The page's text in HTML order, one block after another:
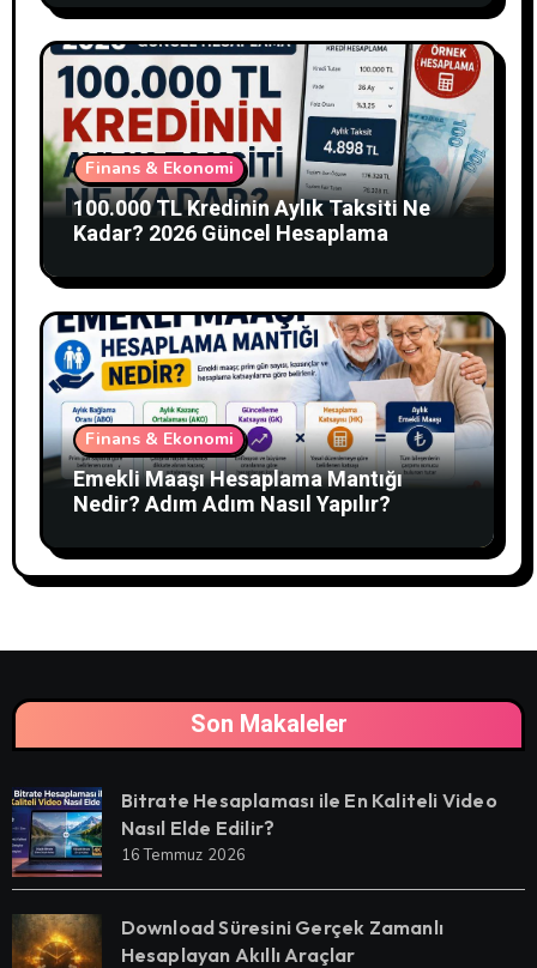
Finans & Ekonomi
100.000 TL Kredinin Aylık Taksiti Ne
Kadar? 2026 Güncel Hesaplama
Finans & Ekonomi
Emekli Maaşı Hesaplama Mantığı
Nedir? Adım Adım Nasıl Yapılır?
Son Makaleler
Bitrate Hesaplaması ile En Kaliteli Video
Nasıl Elde Edilir?
16 Temmuz 2026
Download Süresini Gerçek Zamanlı
Hesaplayan Akıllı Araçlar